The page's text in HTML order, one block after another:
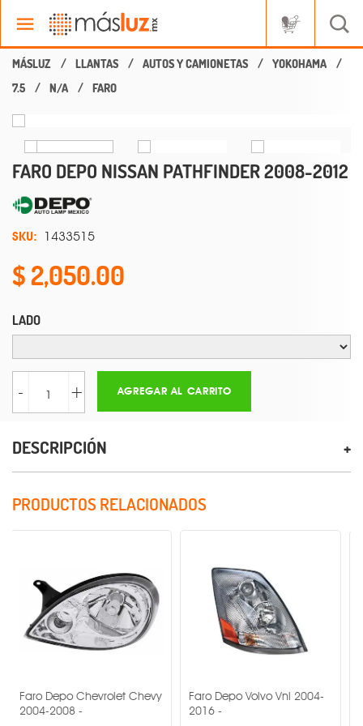
LLANTAS AUTOS Y CAMIONETAS
YOKOHAMA
7.5
N/A FARO
FARO DEPO NISSAN PATHFINDER 2008-2012
SKU: 1433515
2,050.00
LADO
- + AGREGAR AL CARRITO
DESCRIPCIÓN
PRODUCTOS RELACIONADOS
Chevrolet Chevy
-
Faro Depo Volvo Vnl 2004-
Faro Depo